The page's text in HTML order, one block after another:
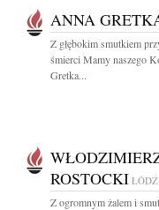
ANNA
Z głębokim smutkiem
śmierci Mamy naszego
Gretka...
ROSTOCKI ŁÓDŹ
Z ogromnym żalem i